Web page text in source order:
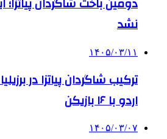
نشد
۱۴۰۵/۰۳/۱۱
ترکیب شاگردان پیاتزا در
اردو با ۱۶ بازیکن
۱۴۰۵/۰۳/۰۷